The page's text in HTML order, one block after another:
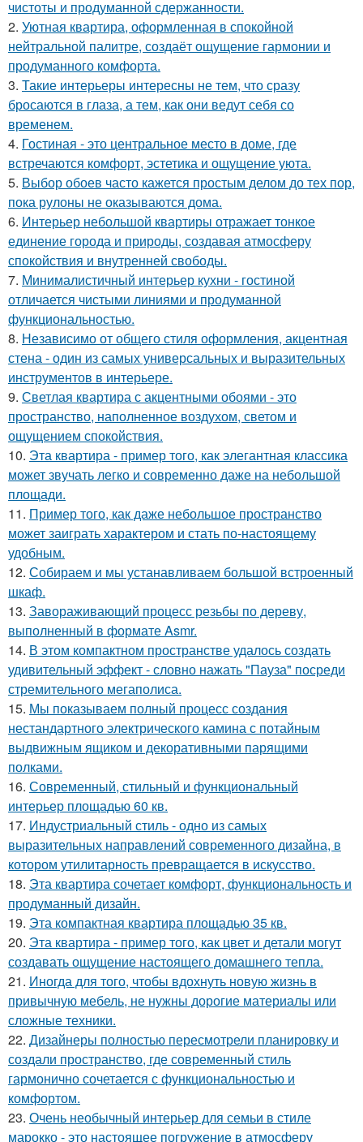
чистоты и продуманной сдержанности.
2. Уютная квартира, оформленная в спокойной
нейтральной палитре, создаёт ощущение гармонии и
продуманного комфорта.
3. Такие интерьеры интересны не тем, что сразу
бросаются в глаза, а тем, как они ведут себя со
временем.
4. Гостиная - это центральное место в доме, где
встречаются комфорт, эстетика и ощущение уюта.
5. Выбор обоев часто кажется простым делом до тех пор,
пока рулоны не оказываются дома.
6. Интерьер небольшой квартиры отражает тонкое
единение города и природы, создавая атмосферу
спокойствия и внутренней свободы.
7. Минималистичный интерьер кухни - гостиной
отличается чистыми линиями и продуманной
функциональностью.
8. Независимо от общего стиля оформления, акцентная
стена - один из самых универсальных и выразительных
инструментов в интерьере.
9. Светлая квартира с акцентными обоями - это
пространство, наполненное воздухом, светом и
ощущением спокойствия.
10. Эта квартира - пример того, как элегантная классика
может звучать легко и современно даже на небольшой
площади.
11. Пример того, как даже небольшое пространство
может заиграть характером и стать по-настоящему
удобным.
12. Собираем и мы устанавливаем большой встроенный
шкаф.
13. Завораживающий процесс резьбы по дереву,
выполненный в формате Asmr.
14. В этом компактном пространстве удалось создать
удивительный эффект - словно нажать "Пауза" посреди
стремительного мегаполиса.
15. Мы показываем полный процесс создания
нестандартного электрического камина с потайным
выдвижным ящиком и декоративными парящими
полками.
16. Современный, стильный и функциональный
интерьер площадью 60 кв.
17. Индустриальный стиль - одно из самых
выразительных направлений современного дизайна, в
котором утилитарность превращается в искусство.
18. Эта квартира сочетает комфорт, функциональность и
продуманный дизайн.
19. Эта компактная квартира площадью 35 кв.
20. Эта квартира - пример того, как цвет и детали могут
создавать ощущение настоящего домашнего тепла.
21. Иногда для того, чтобы вдохнуть новую жизнь в
привычную мебель, не нужны дорогие материалы или
сложные техники.
22. Дизайнеры полностью пересмотрели планировку и
создали пространство, где современный стиль
гармонично сочетается с функциональностью и
комфортом.
23. Очень необычный интерьер для семьи в стиле
марокко - это настоящее погружение в атмосферу